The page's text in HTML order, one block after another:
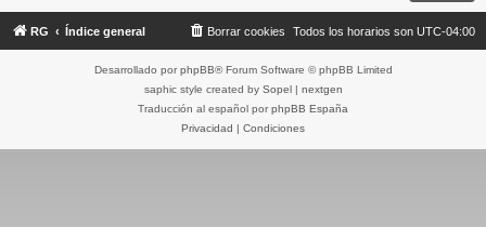
RG Índice general Todos los horarios son UTC-04:00
Borrar cookies
Desarrollado por phpBB® Forum Software © phpBB Limited
saphic style created by Sopel| nextgen
Traducción al español por phpBB España
Privacidad | Condiciones